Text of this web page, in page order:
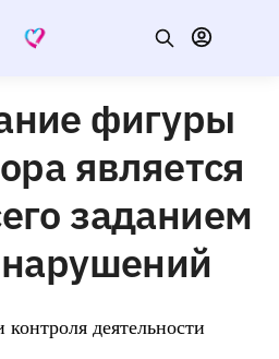
фигуры
является
заданием
деятельности